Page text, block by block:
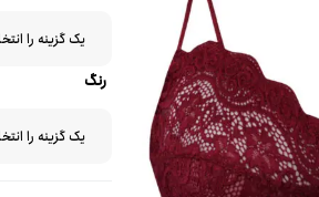
از جلو باز
برالت
تراینگل
پلانج
رنگ